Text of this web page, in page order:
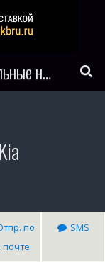
Autonews58.ru - Автомобильные новости Пензы и всего мира
по
почте
SMS